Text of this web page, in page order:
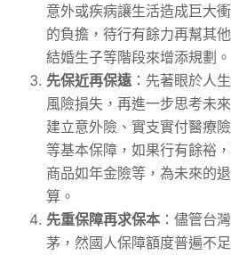
意外或疾病讓生活造成巨大
的負擔，待行有餘力再幫其
結婚生子等階段來增添規劃。
先保近再保遠 ：先著眼於人
風險損失，再進一步思考未
建立意外險、實支實付醫療
等基本保障，如果行有餘裕
商品如年金險等，為未來的
算。
先重保障再求保本 ：儘管台
茅，然國人保障額度普遍不